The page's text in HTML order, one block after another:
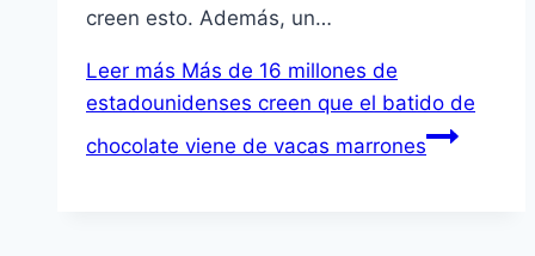
creen esto. Además, un…
Leer más Más de 16 millones de
estadounidenses creen que el batido de
chocolate viene de vacas marrones